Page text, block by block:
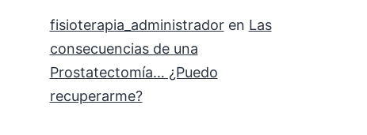
fisioterapia_administradoren Las
consecuencias de una
Prostatectomía… ¿Puedo
recuperarme?